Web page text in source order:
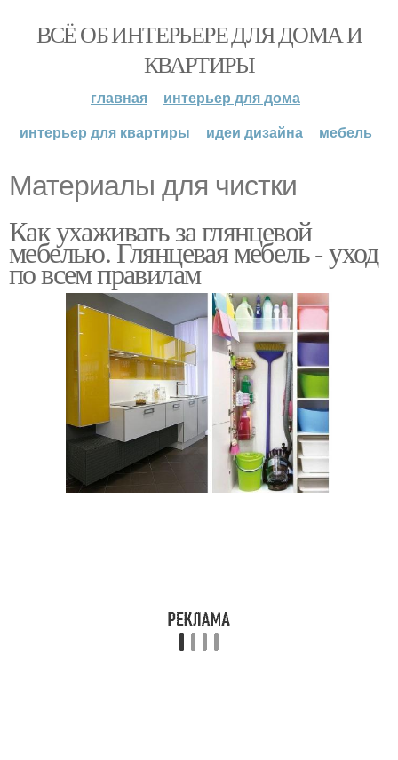
ВСЁ ОБ ИНТЕРЬЕРЕ ДЛЯ ДОМА И
КВАРТИРЫ
главная
интерьер для дома
интерьер для квартиры
идеи дизайна мебель
Материалы для чистки
Как ухаживать за глянцевой
мебелью. Глянцевая мебель - уход
по всем правилам